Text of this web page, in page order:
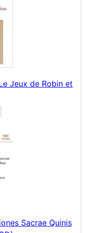
Jeux de Robin et
Sacrae Quinis